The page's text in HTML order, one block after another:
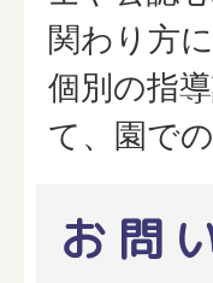
関わり方
個別の指
て、園で
お問